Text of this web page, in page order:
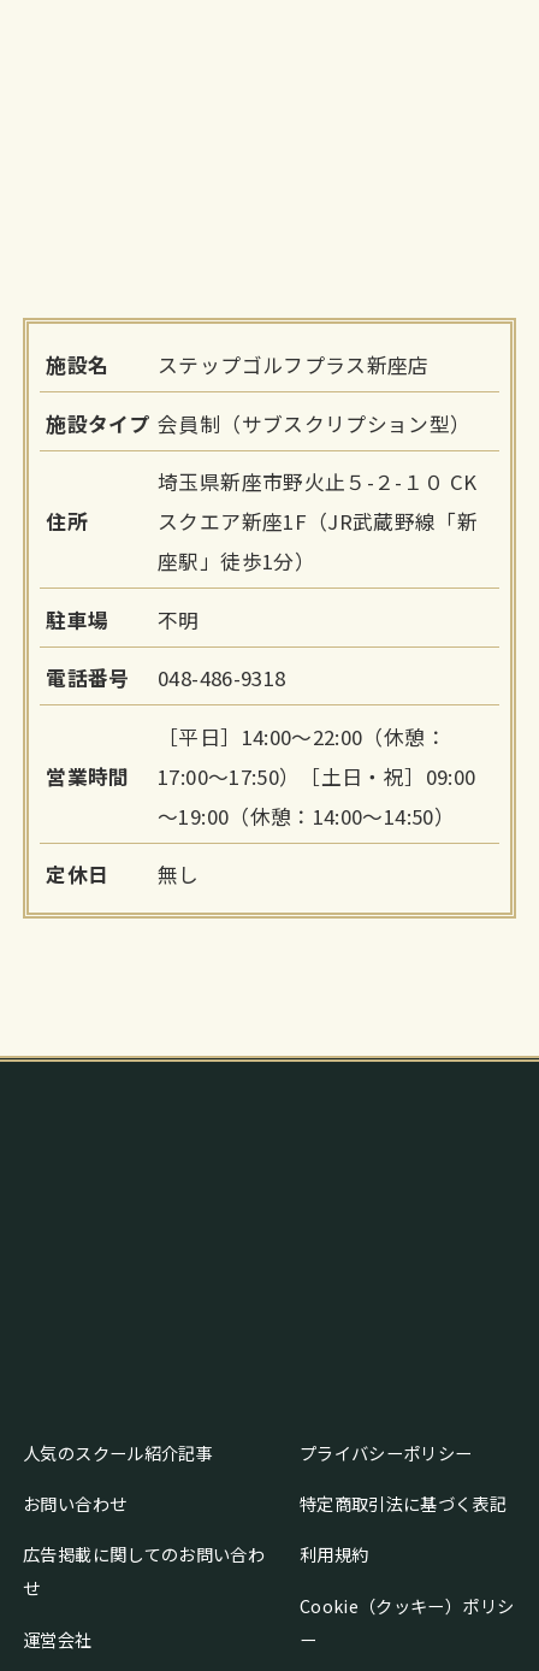
施設名 ステップゴルフプラス新座店
施設タイプ 会員制（サブスクリプション型）
住所
埼玉県新座市野火止５-２-１０ CK
スクエア新座1F（JR武蔵野線「新
座駅」徒歩1分）
駐車場 不明
電話番号 048-486-9318
営業時間
［平日］14:00～22:00（休憩：
17:00～17:50）［土日・祝］09:00
～19:00（休憩：14:00～14:50）
定休日 無し
人気のスクール紹介記事
お問い合わせ
広告掲載に関してのお問い合わ
せ
運営会社
プライバシーポリシー
特定商取引法に基づく表記
利用規約
Cookie（クッキー）ポリシ
ー